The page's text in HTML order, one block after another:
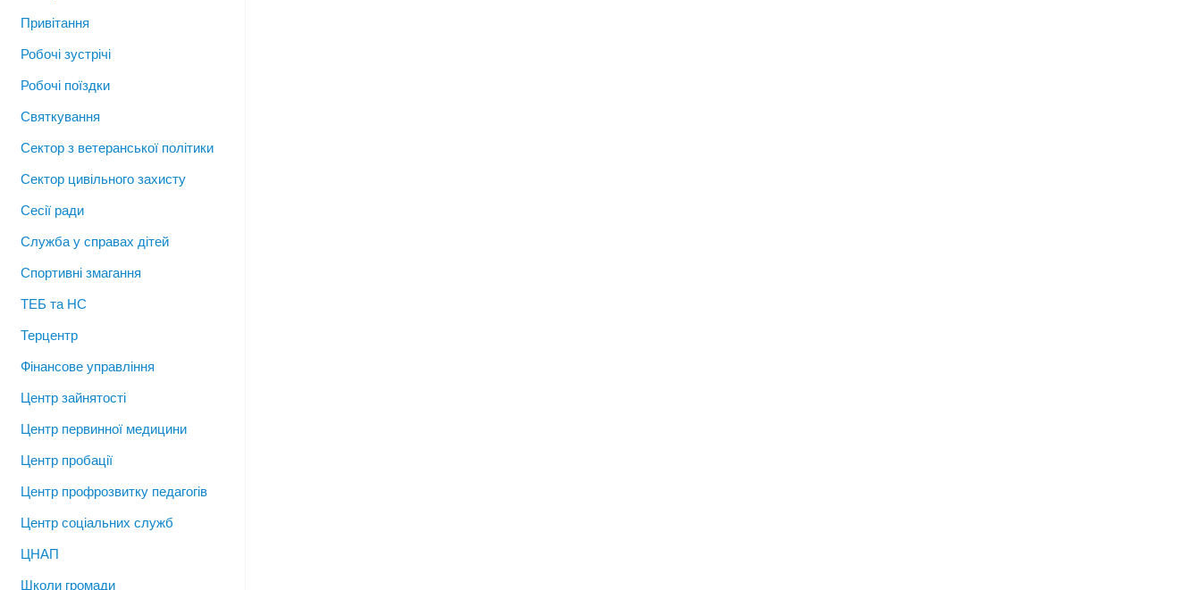
Привітання
Робочі зустрічі
Робочі поїздки
Святкування
Сектор з ветеранської політики
Сектор цивільного захисту
Сесії ради
Служба у справах дітей
Спортивні змагання
ТЕБ та НС
Терцентр
Фінансове управління
Центр зайнятості
Центр первинної медицини
Центр пробації
Центр профрозвитку педагогів
Центр соціальних служб
ЦНАП
Школи громади